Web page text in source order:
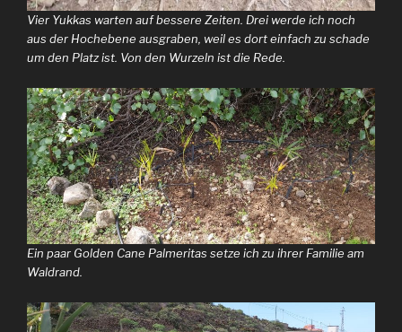
Vier Yukkas warten auf bessere Zeiten. Drei werde ich noch
aus der Hochebene ausgraben, weil es dort einfach zu schade
um den Platz ist. Von den Wurzeln ist die Rede.
Ein paar Golden Cane Palmeritas setze ich zu ihrer Familie am
Waldrand.